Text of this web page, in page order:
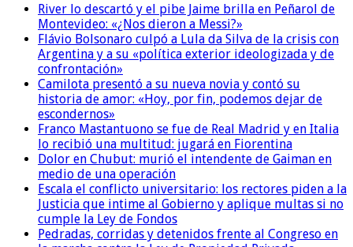
River lo descartó y el pibe Jaime brilla en Peñarol de
Montevideo: «¿Nos dieron a Messi?»
Flávio Bolsonaro culpó a Lula da Silva de la crisis con
Argentina y a su «política exterior ideologizada y de
confrontación»
Camilota presentó a su nueva novia y contó su
historia de amor: «Hoy, por fin, podemos dejar de
escondernos»
Franco Mastantuono se fue de Real Madrid y en Italia
lo recibió una multitud: jugará en Fiorentina
Dolor en Chubut: murió el intendente de Gaiman en
medio de una operación
Escala el conflicto universitario: los rectores piden a la
Justicia que intime al Gobierno y aplique multas si no
cumple la Ley de Fondos
Pedradas, corridas y detenidos frente al Congreso en